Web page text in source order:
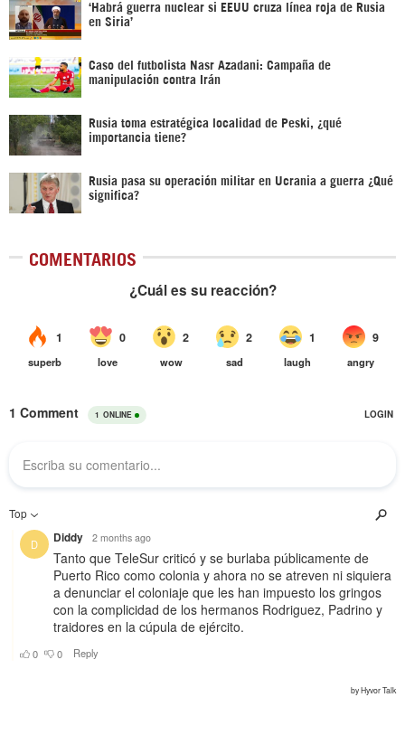
‎‘Habrá guerra nuclear si EEUU cruza línea roja de Rusia
en Siria’‎
Caso del futbolista Nasr Azadani: Campaña de
manipulación contra Irán
Rusia toma estratégica localidad de Peski, ¿qué
importancia tiene?
Rusia pasa su operación militar en Ucrania a guerra ¿Qué
significa?
COMENTARIOS